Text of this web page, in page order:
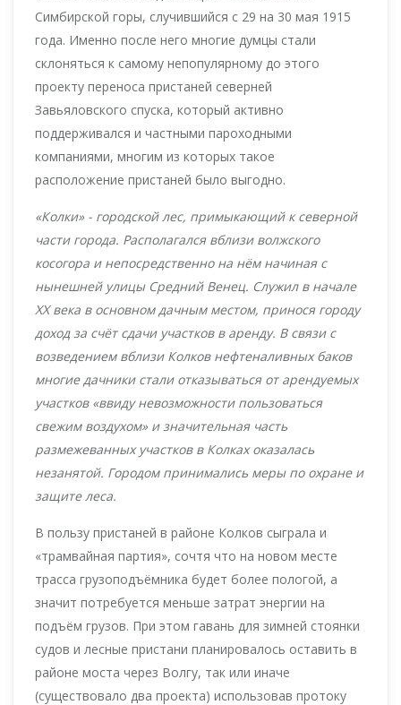
Симбирской горы, случившийся с 29 на 30 мая 1915
года. Именно после него многие думцы стали
склоняться к самому непопулярному до этого
проекту переноса пристаней северней
Завьяловского спуска, который активно
поддерживался и частными пароходными
компаниями, многим из которых такое
расположение пристаней было выгодно.
«Колки» - городской лес, примыкающий к северной
части города. Располагался вблизи волжского
косогора и непосредственно на нём начиная с
нынешней улицы Средний Венец. Служил в начале
XX века в основном дачным местом, принося городу
доход за счёт сдачи участков в аренду. В связи с
возведением вблизи Колков нефтеналивных баков
многие дачники стали отказываться от арендуемых
участков «ввиду невозможности пользоваться
свежим воздухом» и значительная часть
размежеванных участков в Колках оказалась
незанятой. Городом принимались меры по охране и
защите леса.
В пользу пристаней в районе Колков сыграла и
«трамвайная партия», сочтя что на новом месте
трасса грузоподъёмника будет более пологой, а
значит потребуется меньше затрат энергии на
подъём грузов. При этом гавань для зимней стоянки
судов и лесные пристани планировалось оставить в
районе моста через Волгу, так или иначе
(существовало два проекта) использовав протоку